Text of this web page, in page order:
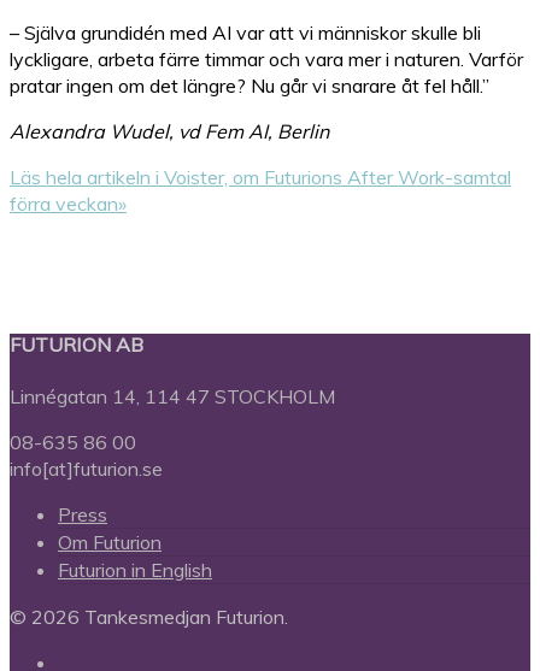
– Själva grundidén med AI var att vi människor skulle bli
lyckligare, arbeta färre timmar och vara mer i naturen. Varför
pratar ingen om det längre? Nu går vi snarare åt fel håll.”
Alexandra Wudel, vd Fem AI, Berlin
Läs hela artikeln i Voister, om Futurions After Work-samtal
förra veckan»
FUTURION AB
Linnégatan 14, 114 47 STOCKHOLM
08-635 86 00
info[at]futurion.se
Press
Om Futurion
Futurion in English
© 2026 Tankesmedjan Futurion.